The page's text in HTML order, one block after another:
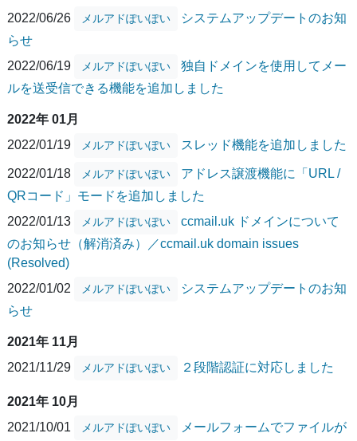
2022/06/26
メルアドぽいぽい
システムアップデートのお知
らせ
2022/06/19
メルアドぽいぽい
独自ドメインを使用してメー
ルを送受信できる機能を追加しました
2022年 01月
2022/01/19
メルアドぽいぽい スレッド機能を追加しました
2022/01/18 メルアドぽいぽい
アドレス譲渡機能に「URL /
QRコード」モードを追加しました
2022/01/13
メルアドぽいぽい
ccmail.uk ドメインについて
のお知らせ（解消済み）／ccmail.uk domain issues
(Resolved)
2022/01/02
メルアドぽいぽい
システムアップデートのお知
らせ
2021年 11月
2021/11/29
メルアドぽいぽい ２段階認証に対応しました
2021年 10月
2021/10/01
メルアドぽいぽい
メールフォームでファイルが